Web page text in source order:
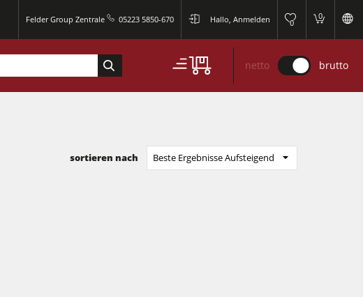
Felder Group Zentrale 05223 5850-670 Hallo, Anmelden 0
0
netto brutto
sortieren nach Beste Ergebnisse Aufsteigend